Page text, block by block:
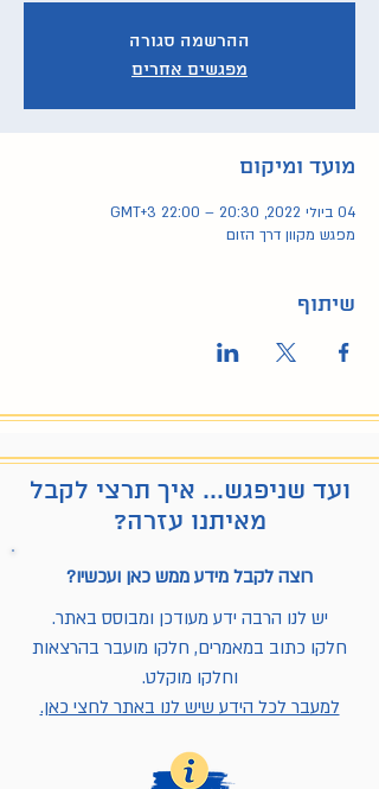
ההרשמה סגורה
מפגשים אחרים
מועד ומיקום
04 ביולי 2022, 20:30 – 22:00 GMT‎+3‎
מפגש מקוון דרך הזום
שיתוף
ועד שניפגש... איך תרצי לקבל
מאיתנו עזרה?
רוצה לקבל מידע ממש כאן ועכשיו?
יש לנו הרבה ידע מעודכן ומבוסס באתר.
חלקו כתוב במאמרים, חלקו מועבר בהרצאות
וחלקו מוקלט.
למעבר לכל הידע שיש לנו באתר לחצי כאן.